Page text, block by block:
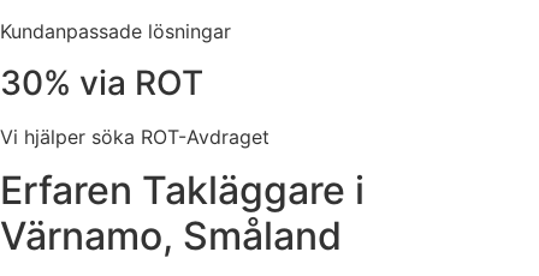
Kundanpassade lösningar
30% via ROT
Vi hjälper söka ROT-Avdraget
Erfaren Takläggare i
Värnamo, Småland